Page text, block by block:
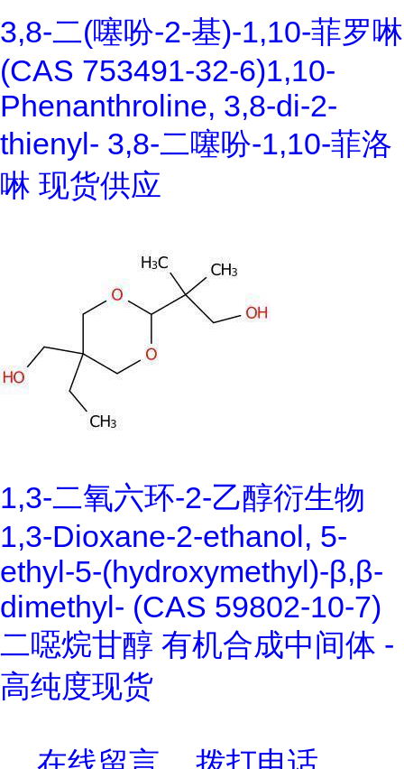
3,8-二(噻吩-2-基)-1,10-菲罗啉
(CAS 753491-32-6)1,10-
Phenanthroline, 3,8-di-2-
thienyl- 3,8-二噻吩-1,10-菲洛
啉 现货供应
1,3-二氧六环-2-乙醇衍生物
1,3-Dioxane-2-ethanol, 5-
ethyl-5-(hydroxymethyl)-β,β-
dimethyl- (CAS 59802-10-7)
二噁烷甘醇 有机合成中间体 -
高纯度现货